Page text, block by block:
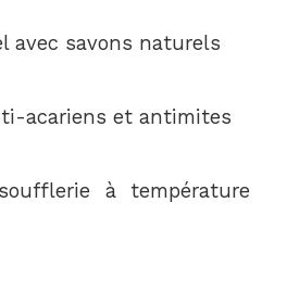
avec savons naturels
acariens et antimites
à température